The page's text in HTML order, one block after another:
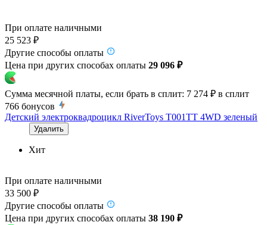
При оплате наличными
25 523 ₽
Другие способы оплаты
Цена при других способах оплаты 29 096 ₽
Сумма месячной платы, если брать в сплит: 7 274 ₽ в сплит
766 бонусов
Детский электроквадроцикл RiverToys T001TT 4WD зеленый
Удалить
Хит
При оплате наличными
33 500 ₽
Другие способы оплаты
Цена при других способах оплаты 38 190 ₽